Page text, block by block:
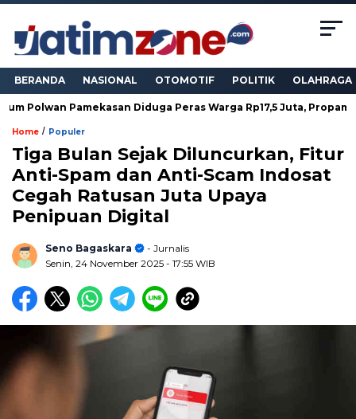
BERANDA NASIONAL OTOMOTIF POLITIK OLAHRAGA
Pamekasan Diduga Peras Warga Rp17,5 Juta, Propam Turun
Home / Populer
Tiga Bulan Sejak Diluncurkan, Fitur
Anti-Spam dan Anti-Scam Indosat
Cegah Ratusan Juta Upaya
Penipuan Digital
Seno Bagaskara
- Jurnalis
Senin, 24 November 2025 - 17:55 WIB